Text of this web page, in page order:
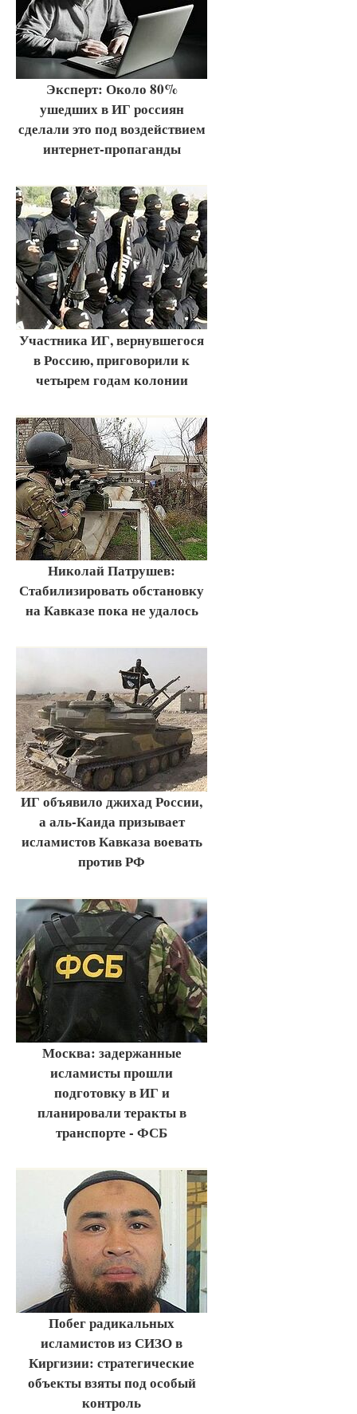
Эксперт: Около 80%
ушедших в ИГ россиян
сделали это под воздействием
интернет-пропаганды
Участника ИГ, вернувшегося
в Россию, приговорили к
четырем годам колонии
Николай Патрушев:
Стабилизировать обстановку
на Кавказе пока не удалось
ИГ объявило джихад России,
а аль-Каида призывает
исламистов Кавказа воевать
против РФ
Москва: задержанные
исламисты прошли
подготовку в ИГ и
планировали теракты в
транспорте - ФСБ
Побег радикальных
исламистов из СИЗО в
Киргизии: стратегические
объекты взяты под особый
контроль